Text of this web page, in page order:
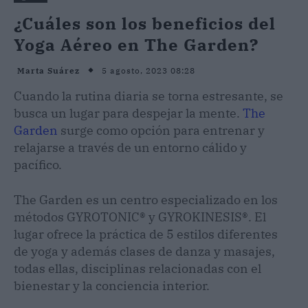
¿Cuáles son los beneficios del
Yoga Aéreo en The Garden?
Marta Suárez 5 agosto, 2023 08:28
Cuando la rutina diaria se torna estresante, se
busca un lugar para despejar la mente. The
Garden surge como opción para entrenar y
relajarse a través de un entorno cálido y
pacífico.
The Garden es un centro especializado en los
métodos GYROTONIC® y GYROKINESIS®. El
lugar ofrece la práctica de 5 estilos diferentes
de yoga y además clases de danza y masajes,
todas ellas, disciplinas relacionadas con el
bienestar y la conciencia interior.